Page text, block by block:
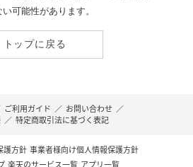
可能性があります。
トップに戻る
ご利用ガイド ／ お問い合わせ ／
／ 特定商取引法に基づく表記
護方針 事業者様向け個人情報保護方針
楽天のサービス一覧 アプリ一覧